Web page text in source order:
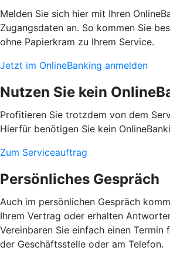
Melden Sie sich hier mit Ihren
Zugangsdaten an. So kommen Sie
ohne Papierkram zu Ihrem Service.
Jetzt im OnlineBanking anmelden
Nutzen Sie kein
Profitieren Sie trotzdem von dem
Hierfür benötigen Sie kein
Zum Serviceauftrag
Persönliches Gespräch
Auch im persönlichen Gespräch
Ihrem Vertrag oder erhalten
Vereinbaren Sie einfach einen Termin
der Geschäftsstelle oder am Telefon.